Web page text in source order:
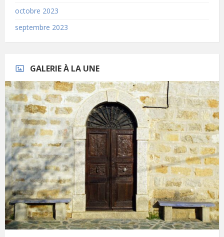
octobre 2023
septembre 2023
GALERIE À LA UNE